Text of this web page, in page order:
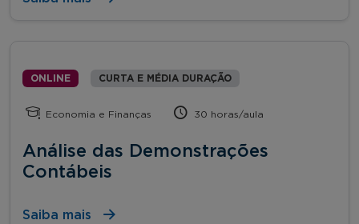
ONLINE CURTA E MÉDIA DURAÇÃO
Economia e Finanças 30 horas/aula
Análise das Demonstrações
Contábeis
Saiba mais